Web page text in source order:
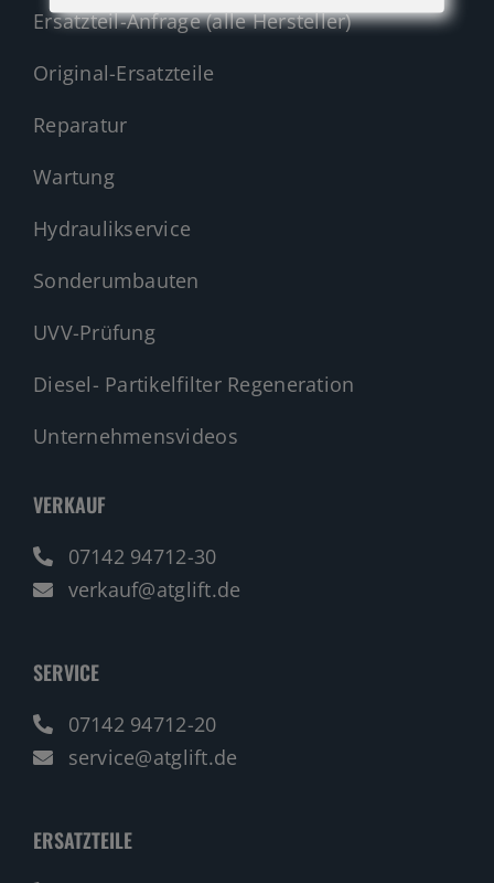
Ersatzteil-Anfrage (alle Hersteller)
Original-Ersatzteile
Reparatur
Wartung
Hydraulikservice
Sonderumbauten
UVV-Prüfung
Diesel- Partikelfilter Regeneration
Unternehmensvideos
VERKAUF
07142 94712-30
verkauf@atglift.de
SERVICE
07142 94712-20
service@atglift.de
ERSATZTEILE